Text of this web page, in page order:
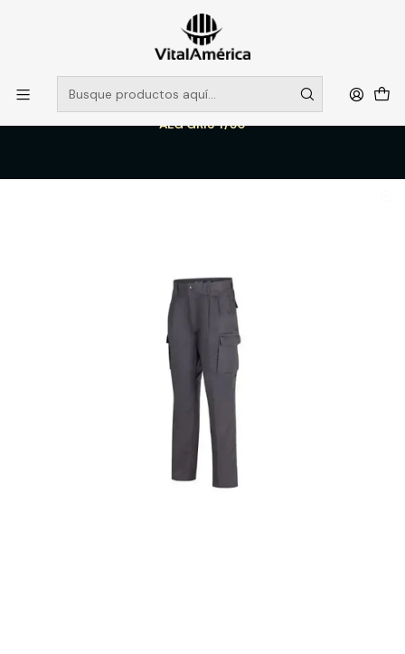
POR SISTEMA FRONTAL SOLO RETIROS EN TIENDA, DESDE
MUCHAS GRACIAS +569 5956 2237
Leer más
Catálogo
VESTIMENTA TECNICA Y CORPORATIVA
PANTALONES DE TRABAJO
PANTALON CARGO CLASSIC NEW EDITION HOMBRE 65% POLY 35%
ALG GRIS T/50